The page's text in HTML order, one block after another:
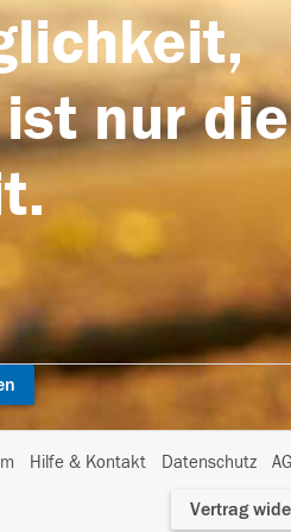
nur
Hilfe & Kontakt Datenschutz
Vertrag